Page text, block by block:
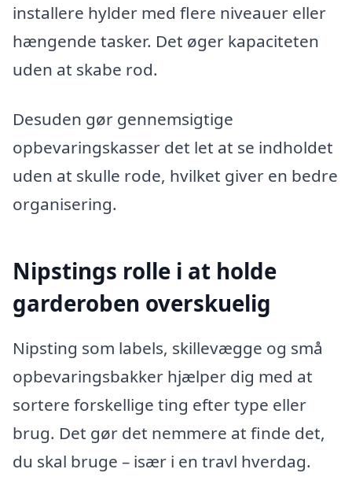
installere hylder med flere niveauer eller
hængende tasker. Det øger kapaciteten
uden at skabe rod.
Desuden gør gennemsigtige
opbevaringskasser det let at se indholdet
uden at skulle rode, hvilket giver en bedre
organisering.
Nipstings rolle i at holde
garderoben overskuelig
Nipsting som labels, skillevægge og små
opbevaringsbakker hjælper dig med at
sortere forskellige ting efter type eller
brug. Det gør det nemmere at finde det,
du skal bruge – især i en travl hverdag.